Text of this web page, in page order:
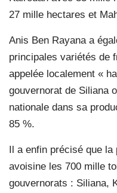
27 mille hectares et
Anis Ben Rayana a
principales variétés de
appelée localement «
gouvernorat de Siliana
nationale dans sa
85 %.
Il a enfin précisé que
avoisine les 700 mille
gouvernorats : Siliana,